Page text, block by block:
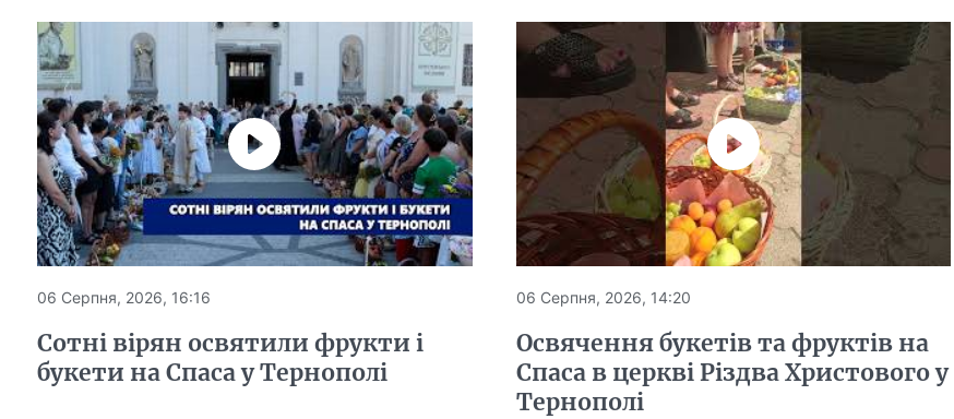
06 Серпня, 2026, 16:16
Сотні вірян освятили фрукти і
букети на Спаса у Тернополі
06 Серпня, 2026, 14:20
Освячення букетів та фруктів на
Спаса в церкві Різдва Христового у
Тернополі